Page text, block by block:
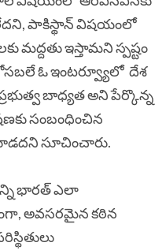
పాకిస్థాన్ విషయంలో
మద్దతు ఇస్తామని స్పష్టం
ఓ ఇంటర్వ్యూలో దేశ
బాధ్యత అని పేర్కొన్న
సంబంధించిన
సూచించారు.
భారత్ ఎలా
అవసరమైన కఠిన